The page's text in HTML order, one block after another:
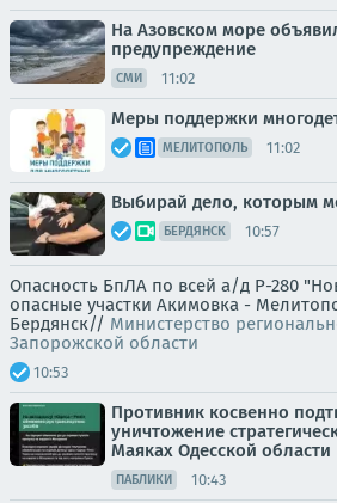
На Азовском море
предупреждение
СМИ 11:02
Меры поддержки
МЕЛИТОПОЛЬ 11:02
Выбирай дело, которым
БЕРДЯНСК 10:57
Опасность БпЛА по всей а/д Р-280
опасные участки Акимовка -
Бердянск// Министерство
Запорожской области
10:53
Противник косвенно
уничтожение
Маяках Одесской области
ПАБЛИКИ 10:43